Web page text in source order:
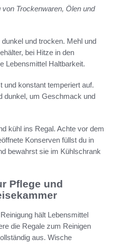
Trockenwaren, Ölen und
und trocken. Mehl und
bei Hitze in den
Lebensmittel Haltbarkeit.
und konstant temperiert auf.
dunkel, um Geschmack und
kühl ins Regal. Achte vor dem
Konserven füllst du in
bewahrst sie im Kühlschrank
Pflege und
hält Lebensmittel
die Regale zum Reinigen
aus. Wische